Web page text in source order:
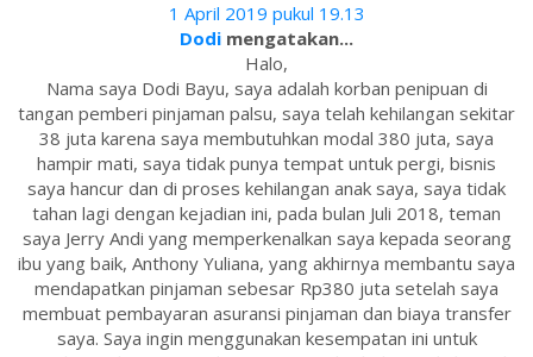
1 April 2019 pukul 19.13
Dodi mengatakan...
Halo,
Nama saya Dodi Bayu, saya adalah korban penipuan di
tangan pemberi pinjaman palsu, saya telah kehilangan sekitar
38 juta karena saya membutuhkan modal 380 juta, saya
hampir mati, saya tidak punya tempat untuk pergi, bisnis
saya hancur dan di proses kehilangan anak saya, saya tidak
tahan lagi dengan kejadian ini, pada bulan Juli 2018, teman
saya Jerry Andi yang memperkenalkan saya kepada seorang
ibu yang baik, Anthony Yuliana, yang akhirnya membantu saya
mendapatkan pinjaman sebesar Rp380 juta setelah saya
membuat pembayaran asuransi pinjaman dan biaya transfer
saya. Saya ingin menggunakan kesempatan ini untuk